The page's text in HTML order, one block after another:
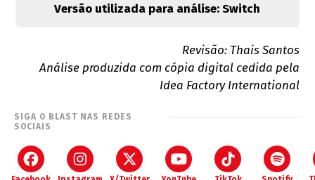
Versão utilizada para análise: Switch
Revisão: Thais Santos
Análise produzida com cópia digital cedida pela
Idea Factory International
SIGA O BLAST NAS REDES
SOCIAIS